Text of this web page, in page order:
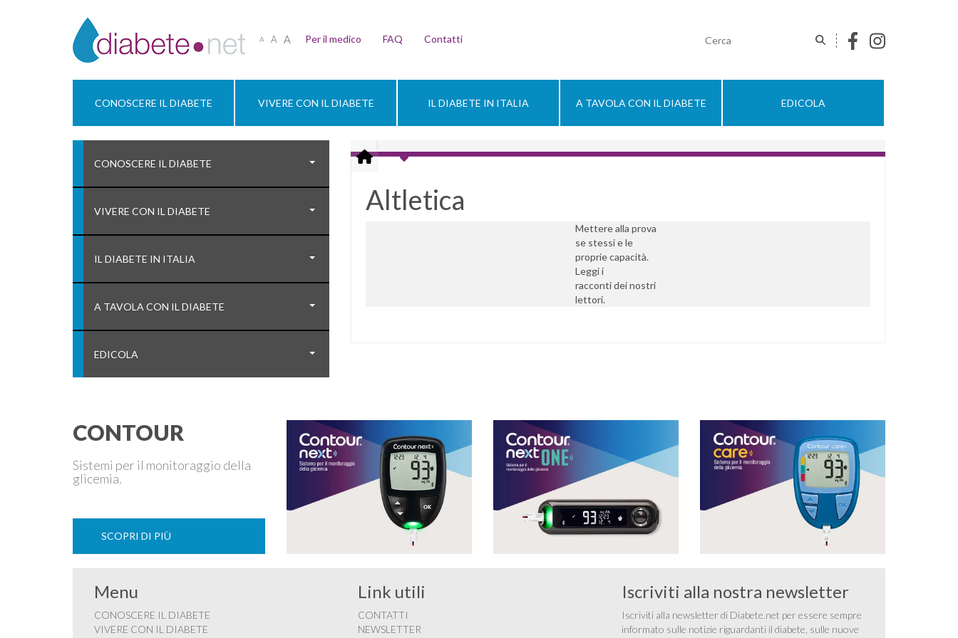
A A A Per il medico FAQ Contatti
CONOSCERE IL DIABETE VIVERE CON IL DIABETE IL DIABETE IN ITALIA A TAVOLA CON IL DIABETE EDICOLA
CONOSCERE IL DIABETE
VIVERE CON IL DIABETE
IL DIABETE IN ITALIA
A TAVOLA CON IL DIABETE
EDICOLA
Altletica
Mettere alla prova
se stessi e le
proprie capacità.
Leggi i
racconti dei nostri
lettori.
CONTOUR
Sistemi per il monitoraggio della
glicemia.
SCOPRI DI PIÙ
Menu
CONOSCERE IL DIABETE
VIVERE CON IL DIABETE
Link utili
CONTATTI
NEWSLETTER
Iscriviti alla nostra newsletter
Iscriviti alla newsletter di Diabete.net per essere sempre
informato sulle notizie riguardanti il diabete, sulle nuove